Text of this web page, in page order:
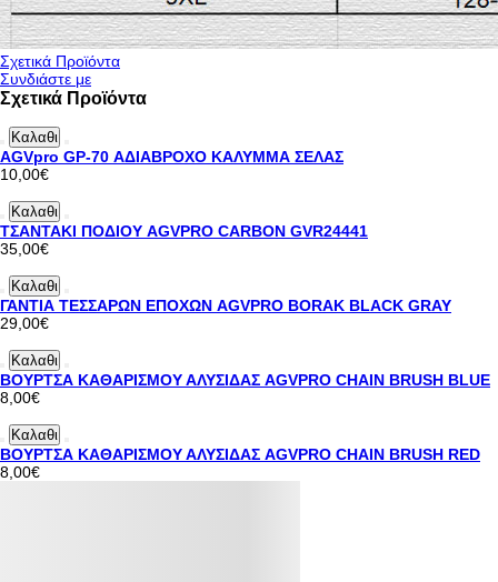
Σχετικά Προϊόντα
Συνδιάστε με
Σχετικά Προϊόντα
Καλαθι
AGVpro GP-70 ΑΔΙΑΒΡΟΧΟ ΚΑΛΥΜΜΑ ΣΕΛΑΣ
10,00€
Καλαθι
ΤΣΑΝΤΑΚΙ ΠΟΔΙΟΥ AGVPRO CARBON GVR24441
35,00€
Καλαθι
ΓΑΝΤΙΑ ΤΕΣΣΑΡΩΝ ΕΠΟΧΩΝ AGVPRO BORAK BLACK GRAY
29,00€
Καλαθι
ΒΟΥΡΤΣΑ ΚΑΘΑΡΙΣΜΟΥ ΑΛΥΣΙΔΑΣ AGVPRO CHAIN BRUSH BLUE
8,00€
Καλαθι
ΒΟΥΡΤΣΑ ΚΑΘΑΡΙΣΜΟΥ ΑΛΥΣΙΔΑΣ AGVPRO CHAIN BRUSH RED
8,00€